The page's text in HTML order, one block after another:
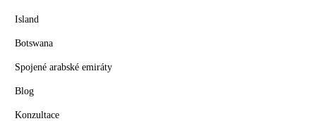
Island
Botswana
Spojené arabské emiráty
Blog
Konzultace